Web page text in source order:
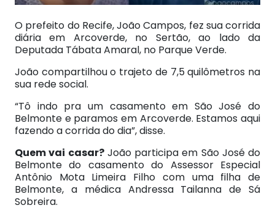
O prefeito do Recife, João Campos, fez sua corrida
diária em Arcoverde, no Sertão, ao lado da
Deputada Tábata Amaral, no Parque Verde.
João compartilhou o trajeto de 7,5 quilômetros na
sua rede social.
“Tô indo pra um casamento em São José do
Belmonte e paramos em Arcoverde. Estamos aqui
fazendo a corrida do dia”, disse.
Quem vai casar?João participa em São José do
Belmonte do casamento do Assessor Especial
Antônio Mota Limeira Filho com uma filha de
Belmonte, a médica Andressa Tailanna de Sá
Sobreira.